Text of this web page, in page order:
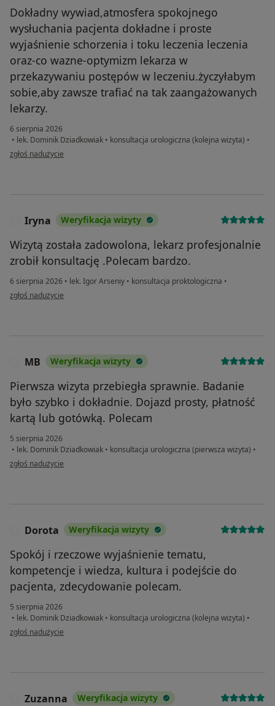
Dokładny wywiad,atmosfera spokojnego
wysłuchania pacjenta dokładne i proste
wyjaśnienie schorzenia i toku leczenia leczenia
oraz-co wazne-optymizm lekarza w
przekazywaniu postępów w leczeniu.życzyłabym
sobie,aby zawsze trafiać na tak zaangażowanych
lekarzy.
6 sierpnia 2026
• lek. Dominik Dziadkowiak • konsultacja urologiczna (kolejna wizyta) •
w opinii użytkownika Lucja
zgłoś nadużycie
Iryna Weryfikacja wizyty
Wizytą została zadowolona, lekarz profesjonalnie
zrobił konsultację .Polecam bardzo.
6 sierpnia 2026 • lek. Igor Arseniy • konsultacja proktologiczna •
w opinii użytkownika Iryna
zgłoś nadużycie
MB Weryfikacja wizyty
Pierwsza wizyta przebiegła sprawnie. Badanie
było szybko i dokładnie. Dojazd prosty, płatność
kartą lub gotówką. Polecam
5 sierpnia 2026
• lek. Dominik Dziadkowiak • konsultacja urologiczna (pierwsza wizyta) •
w opinii użytkownika MB
zgłoś nadużycie
Dorota Weryfikacja wizyty
Spokój i rzeczowe wyjaśnienie tematu,
kompetencje i wiedza, kultura i podejście do
pacjenta, zdecydowanie polecam.
5 sierpnia 2026
• lek. Dominik Dziadkowiak • konsultacja urologiczna (kolejna wizyta) •
w opinii użytkownika Dorota
zgłoś nadużycie
Zuzanna Weryfikacja wizyty